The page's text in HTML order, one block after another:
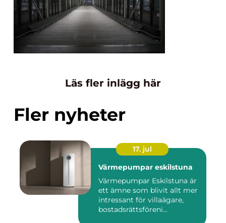
Läs fler inlägg här
Fler nyheter
17. jul
Värmepumpar eskilstuna
Värmepumpar Eskilstuna är
ett ämne som blivit allt mer
intressant för villaägare,
bostadsrättsföreni...